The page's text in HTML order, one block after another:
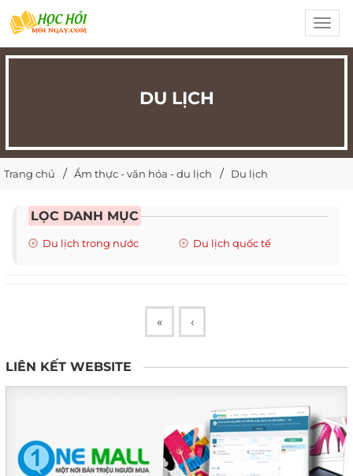
DU LỊCH
Trang chủ Ẩm thực - văn hóa - du lịch Du lịch
LỌC DANH MỤC
Du lịch trong nước Du lịch quốc tế
« ‹
LIÊN KẾT WEBSITE